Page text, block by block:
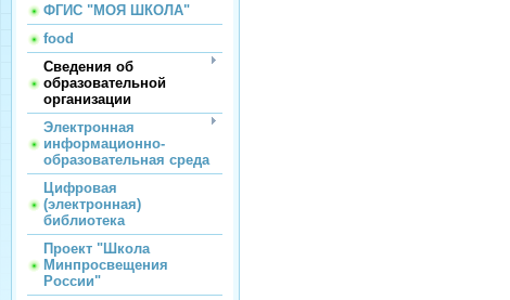
ФГИС "МОЯ ШКОЛА"
food
Сведения об
образовательной
организации
Электронная
информационно-
образовательная среда
Цифровая
(электронная)
библиотека
Проект "Школа
Минпросвещения
России"